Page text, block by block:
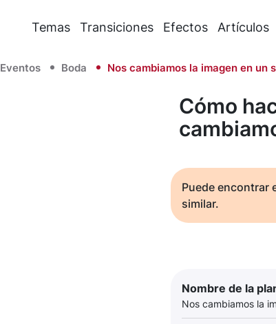
Temas Transiciones Efectos Artículos
Eventos Boda Nos cambiamos la imagen en un
Cómo
Puede encontrar
similar.
Nombre de la
Nos cambiamos la